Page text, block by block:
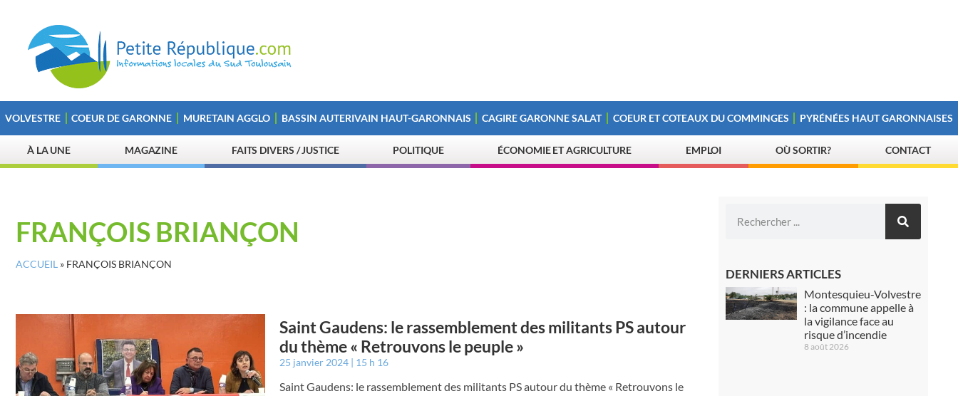
VOLVESTRE COEUR DE GARONNE MURETAIN AGGLO BASSIN AUTERIVAIN HAUT-GARONNAIS CAGIRE GARONNE SALAT COEUR ET COTEAUX DU COMMINGES PYRÉNÉES HAUT GARONNAISES
À LA UNE MAGAZINE FAITS DIVERS / JUSTICE POLITIQUE ÉCONOMIE ET AGRICULTURE EMPLOI OÙ SORTIR? CONTACT
FRANÇOIS BRIANÇON
ACCUEIL » FRANÇOIS BRIANÇON
Saint Gaudens: le rassemblement des militants PS autour
du thème « Retrouvons le peuple »
25 janvier 2024 15 h 16
Saint Gaudens: le rassemblement des militants PS autour du thème « Retrouvons le
DERNIERS ARTICLES
Montesquieu-Volvestre
: la commune appelle à
la vigilance face au
risque d’incendie
8 août 2026